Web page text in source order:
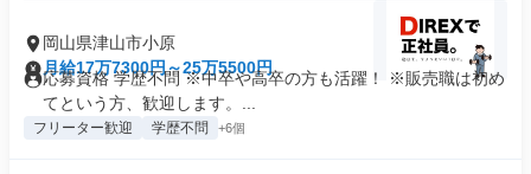
岡山県津山市小原
月給17万7300円～25万5500円
応募資格 学歴不問 ※中卒や高卒の方も活躍！ ※販売職は初め
てという方、歓迎します。...
フリーター歓迎 学歴不問 +6個